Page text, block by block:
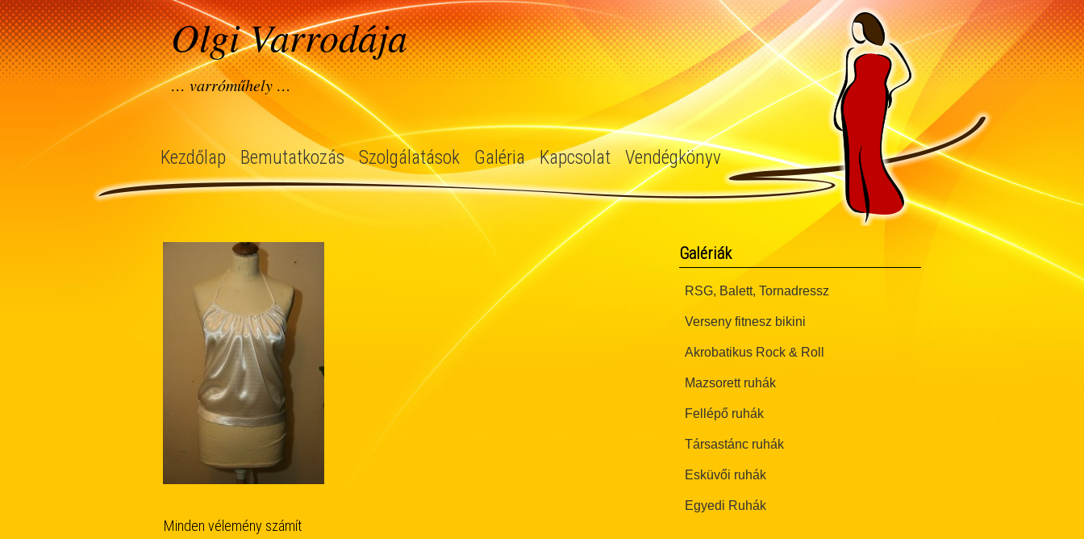
Olgi Varrodája
… varróműhely …
Kezdőlap Bemutatkozás Szolgálatások Galéria Kapcsolat Vendégkönyv
Minden vélemény számít
Galériák
RSG, Balett, Tornadressz
Verseny fitnesz bikini
Akrobatikus Rock & Roll
Mazsorett ruhák
Fellépő ruhák
Társastánc ruhák
Esküvői ruhák
Egyedi Ruhák